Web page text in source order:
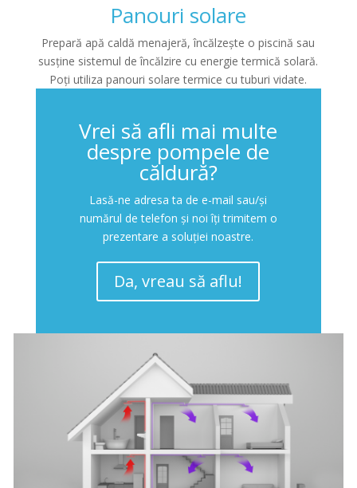
Panouri solare
Prepară apă caldă menajeră, încălzește o piscină sau
susține sistemul de încălzire cu energie termică solară.
Poți utiliza panouri solare termice cu tuburi vidate.
Vrei să afli mai multe
despre pompele de
căldură?
Lasă-ne adresa ta de e-mail sau/și
numărul de telefon și noi îți trimitem o
prezentare a soluției noastre.
Da, vreau să aflu!